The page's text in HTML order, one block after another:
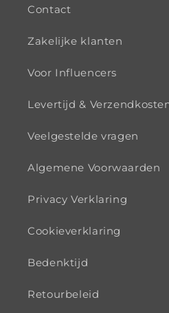
Contact
Zakelijke klanten
Voor Influencers
Levertijd &
Veelgestelde vragen
Algemene Voorwaarden
Privacy Verklaring
Cookieverklaring
Bedenktijd
Retourbeleid